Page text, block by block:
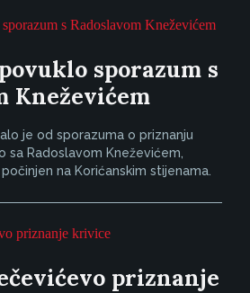
sporazum s
Kneževićem
je od sporazuma o priznanju
sa Radoslavom Kneževićem,
na Korićanskim stijenama.
priznanje